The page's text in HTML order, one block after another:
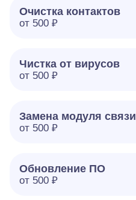
Очистка контактов
от 500 ₽
Чистка от вирусов
от 500 ₽
Замена модуля связи
от 500 ₽
Обновление ПО
от 500 ₽